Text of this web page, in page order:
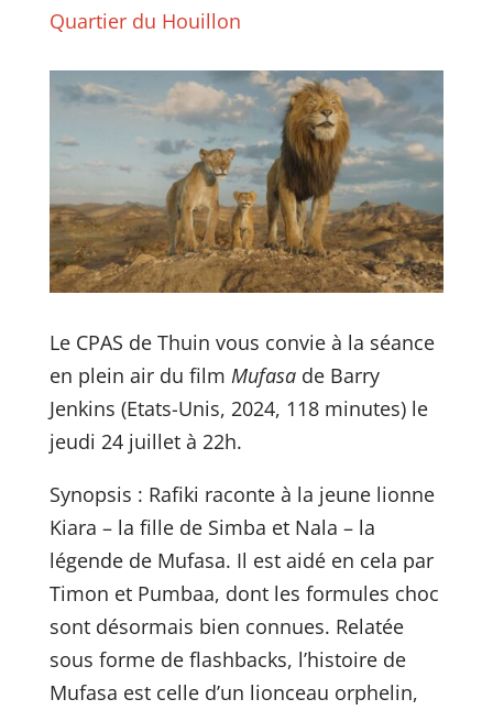
Quartier du Houillon
Le CPAS de Thuin vous convie à la séance
en plein air du film Mufasade Barry
Jenkins (Etats-Unis, 2024, 118 minutes) le
jeudi 24 juillet à 22h.
Synopsis : Rafiki raconte à la jeune lionne
Kiara – la fille de Simba et Nala – la
légende de Mufasa. Il est aidé en cela par
Timon et Pumbaa, dont les formules choc
sont désormais bien connues. Relatée
sous forme de flashbacks, l’histoire de
Mufasa est celle d’un lionceau orphelin,